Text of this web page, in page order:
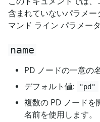
含まれていないパラメー
マンド ライン パラメー
name
PD ノードの一意の
デフォルト値:
"pd"
複数の PD ノードを
名前を使用します。